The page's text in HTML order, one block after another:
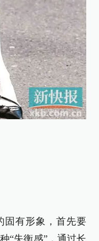
固有形象，首先要
“失衡感”，通过长